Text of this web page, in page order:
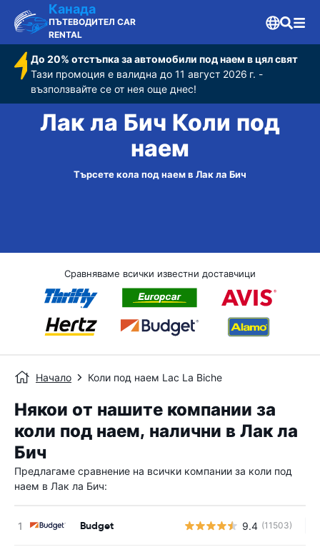
Канада
ПЪТЕВОДИТЕЛ CAR
RENTAL
До 20% отстъпка за автомобили под наем в цял свят
Тази промоция е валидна до 11 август 2026 г. -
възползвайте се от нея още днес!
Лак ла Бич Коли под
наем
Търсете кола под наем в Лак ла Бич
Сравняваме всички известни доставчици
Начало Коли под наем Lac La Biche
Някои от нашите компании за
коли под наем, налични в Лак ла
Бич
Предлагаме сравнение на всички компании за коли под
наем в Лак ла Бич:
Budget 9.4 (11503)